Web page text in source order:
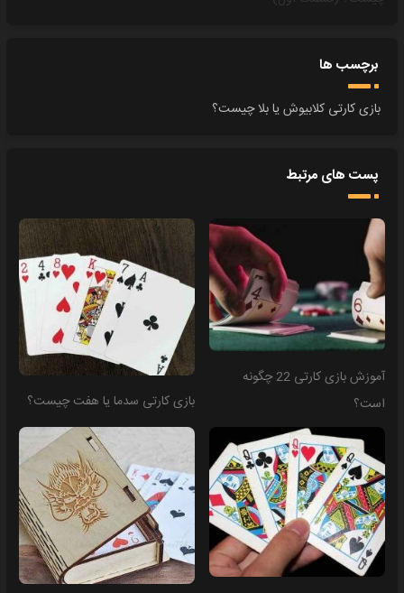
برچسب ها
بازی کارتی کلابیوش یا بلا چیست؟
پست های مرتبط
آموزش بازی کارتی 22 چگونه
است؟
بازی کارتی سدما یا هفت چیست؟